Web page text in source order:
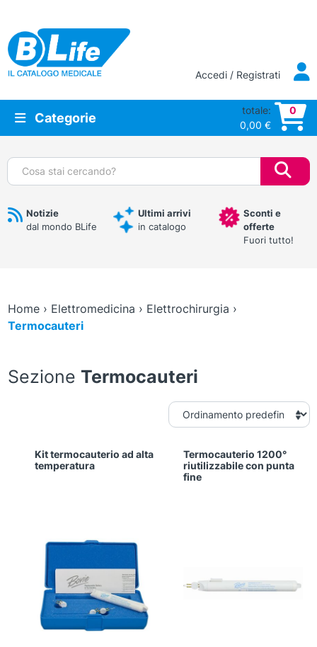
Vai al contenuto principale
Accedi / Registrati
Categorie
totale:
0,00 €
0
Cerca:
Notizie
dal mondo BLife
Ultimi arrivi
in catalogo
Sconti e
offerte
Fuori tutto!
Home› Elettromedicina › Elettrochirurgia ›
Termocauteri
Sezione Termocauteri
Kit termocauterio ad alta
temperatura
Termocauterio 1200°
riutilizzabile con punta
fine